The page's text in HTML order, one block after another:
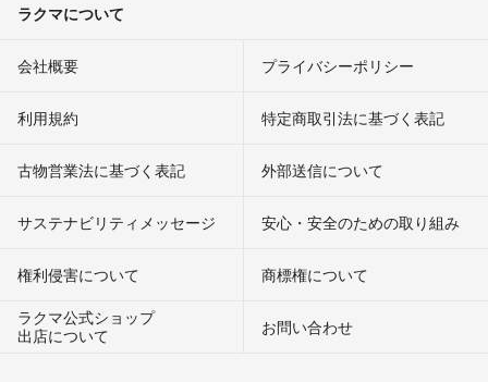
ラクマについて
会社概要 プライバシーポリシー
利用規約 特定商取引法に基づく表記
古物営業法に基づく表記 外部送信について
サステナビリティメッセージ 安心・安全のための取り組み
権利侵害について
商標権について
ラクマ公式ショップ
出店について
お問い合わせ